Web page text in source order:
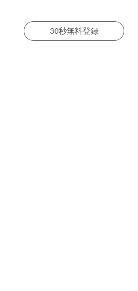
30秒無料登録